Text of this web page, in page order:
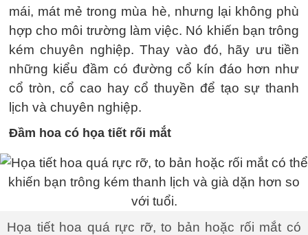
mái, mát mẻ trong mùa hè, nhưng lại không phù
hợp cho môi trường làm việc. Nó khiến bạn trông
kém chuyên nghiệp. Thay vào đó, hãy ưu tiền
những kiểu đầm có đường cổ kín đáo hơn như
cổ tròn, cổ cao hay cổ thuyền để tạo sự thanh
lịch và chuyên nghiệp.
Đầm hoa có họa tiết rối mắt
Họa tiết hoa quá rực rỡ, to bản hoặc rối mắt có